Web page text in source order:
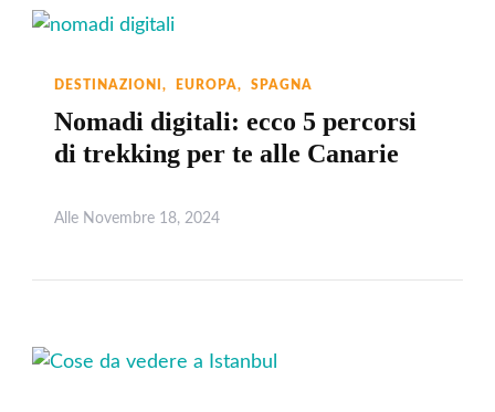
DESTINAZIONI EUROPA SPAGNA
Nomadi digitali: ecco 5 percorsi
di trekking per te alle Canarie
Alle Novembre 18, 2024